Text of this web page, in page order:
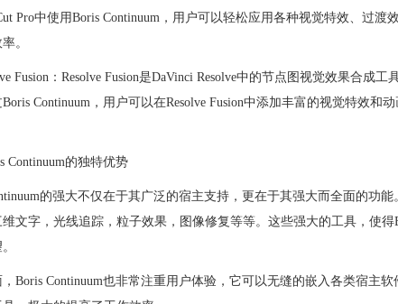
Pro中使用Boris Continuum，用户可以轻松应用各种视觉特效、过渡
。
Fusion：Resolve Fusion是DaVinci Resolve中的节点图视觉效果合成工
Continuum，用户可以在Resolve Fusion中添加丰富的视觉特效和
Continuum的独特优势
的强大不仅在于其广泛的宿主支持，更在于其强大而全面的功
文字，光线追踪，粒子效果，图像修复等等。这些强大的工具，使得
，Boris Continuum也非常注重用户体验，它可以无缝的嵌入各类宿主